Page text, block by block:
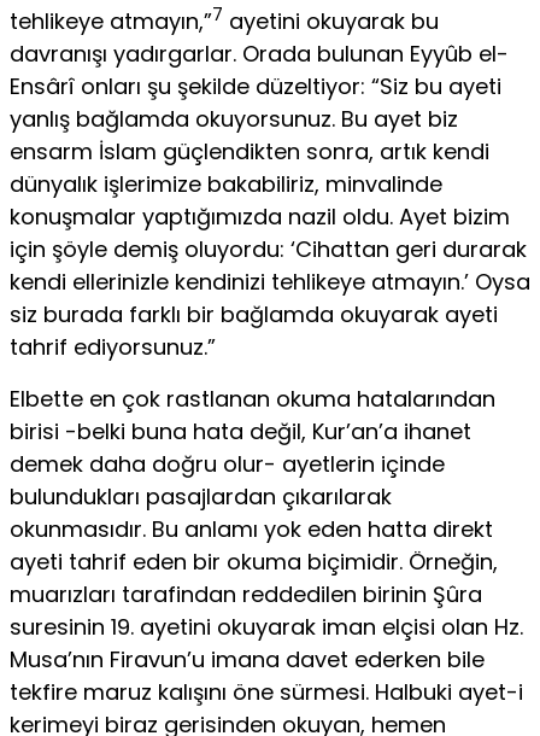
tehlikeye atmayın,”7 ayetini okuyarak bu
davranışı yadırgarlar. Orada bulunan Eyyûb el-
Ensârî onları şu şekilde düzeltiyor: “Siz bu ayeti
yanlış bağlamda okuyorsunuz. Bu ayet biz
ensarm İslam güçlendikten son­ra, artık kendi
dünyalık işlerimize bakabiliriz, minvalinde
konuşmalar yaptığımızda nazil oldu. Ayet bizim
için şöy­le demiş oluyordu: ‘Cihattan geri durarak
kendi ellerinizle kendinizi tehlikeye atmayın.’ Oysa
siz burada farklı bir bağ­lamda okuyarak ayeti
tahrif ediyorsunuz.”
Elbette en çok rastlanan okuma hatalarından
birisi -belki buna hata değil, Kur’an’a ihanet
demek daha doğru olur- ayetlerin içinde
bulundukları pasajlardan çıkarılarak
okunmasıdır. Bu anlamı yok eden hatta direkt
ayeti tahrif eden bir okuma biçi­midir. Örneğin,
muarızları tarafindan reddedilen birinin Şûra
suresinin 19. ayetini okuyarak iman elçisi olan Hz.
Musa’nın Firavun’u imana davet ederken bile
tekfire maruz kalışını öne sürmesi. Halbuki ayet-i
kerimeyi biraz gerisinden okuyan, he­men